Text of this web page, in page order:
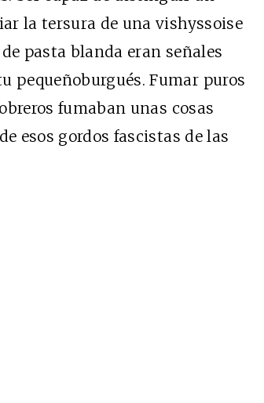
la tersura de una vishyssoise
pasta blanda eran señales
pequeñoburgués. Fumar puros
fumaban unas cosas
esos gordos fascistas de las
Cine desde los márgenes